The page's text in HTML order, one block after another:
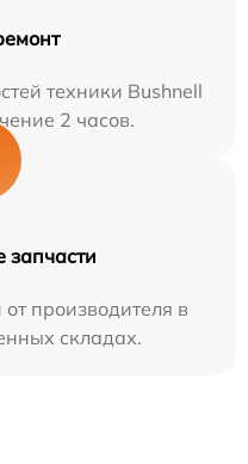
техники Bushnell
2 часов.
запчасти
производителя в
складах.